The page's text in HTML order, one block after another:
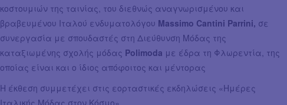
κοστουμιών της ταινίας, του διεθνώς αναγνωρισμένου και
βραβευμένου Ιταλού ενδυματολόγου Massimo Cantini Parrini, σε
συνεργασία με σπουδαστές στη Διεύθυνση Μόδας της
καταξιωμένης σχολής μόδας Polimoda με έδρα τη Φλωρεντία, της
οποίας είναι και ο ίδιος απόφοιτος και μέντορας
Η έκθεση συμμετέχει στις εορταστικές εκδηλώσεις «Ημέρες
Ιταλικής Μόδας στον Κόσμο».